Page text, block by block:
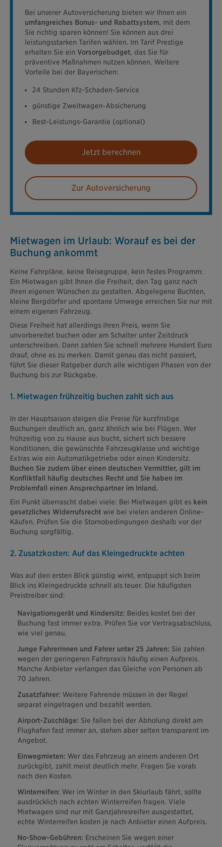
Bei unserer Autoversicherung bieten wir Ihnen ein
umfangreiches Bonus- und Rabattsystem, mit dem
Sie richtig sparen können! Sie können aus drei
leistungsstarken Tarifen wählen. Im Tarif Prestige
erhalten Sie ein Vorsorgebudget, das Sie für
präventive Maßnahmen nutzen können. Weitere
Vorteile bei der Bayerischen:
24 Stunden Kfz-Schaden-Service
günstige Zweitwagen-Absicherung
Best-Leistungs-Garantie (optional)
Jetzt berechnen
Zur Autoversicherung
Mietwagen im Urlaub: Worauf es bei der
Buchung ankommt
Keine Fahrpläne, keine Reisegruppe, kein festes Programm:
Ein Mietwagen gibt Ihnen die Freiheit, den Tag ganz nach
Ihren eigenen Wünschen zu gestalten. Abgelegene Buchten,
kleine Bergdörfer und spontane Umwege erreichen Sie nur mit
einem eigenen Fahrzeug.
Diese Freiheit hat allerdings ihren Preis, wenn Sie
unvorbereitet buchen oder am Schalter unter Zeitdruck
unterschreiben. Dann zahlen Sie schnell mehrere Hundert Euro
drauf, ohne es zu merken. Damit genau das nicht passiert,
führt Sie dieser Ratgeber durch alle wichtigen Phasen von der
Buchung bis zur Rückgabe.
1. Mietwagen frühzeitig buchen zahlt sich aus
In der Hauptsaison steigen die Preise für kurzfristige
Buchungen deutlich an, ganz ähnlich wie bei Flügen. Wer
frühzeitig von zu Hause aus bucht, sichert sich bessere
Konditionen, die gewünschte Fahrzeugklasse und wichtige
Extras wie ein Automatikgetriebe oder einen Kindersitz.
Buchen Sie zudem über einen deutschen Vermittler, gilt im
Konfliktfall häufig deutsches Recht und Sie haben im
Problemfall einen Ansprechpartner im Inland.
Ein Punkt überrascht dabei viele: Bei Mietwagen gibt es kein
gesetzliches Widerrufsrecht wie bei vielen anderen Online-
Käufen. Prüfen Sie die Stornobedingungen deshalb vor der
Buchung sorgfältig.
2. Zusatzkosten: Auf das Kleingedruckte achten
Was auf den ersten Blick günstig wirkt, entpuppt sich beim
Blick ins Kleingedruckte schnell als teuer. Die häufigsten
Preistreiber sind:
Navigationsgerät und Kindersitz: Beides kostet bei der
Buchung fast immer extra. Prüfen Sie vor Vertragsabschluss,
wie viel genau.
Junge Fahrerinnen und Fahrer unter 25 Jahren: Sie zahlen
wegen der geringeren Fahrpraxis häufig einen Aufpreis.
Manche Anbieter verlangen das Gleiche von Personen ab
70 Jahren.
Zusatzfahrer: Weitere Fahrende müssen in der Regel
separat eingetragen und bezahlt werden.
Airport-Zuschläge: Sie fallen bei der Abholung direkt am
Flughafen fast immer an, stehen aber selten transparent im
Angebot.
Einwegmieten: Wer das Fahrzeug an einem anderen Ort
zurückgibt, zahlt meist deutlich mehr. Fragen Sie vorab
nach den Kosten.
Winterreifen: Wer im Winter in den Skiurlaub fährt, sollte
ausdrücklich nach echten Winterreifen fragen. Viele
Mietwagen sind nur mit Ganzjahresreifen ausgestattet,
echte Winterreifen kosten je nach Anbieter einen Aufpreis.
No-Show-Gebühren: Erscheinen Sie wegen einer